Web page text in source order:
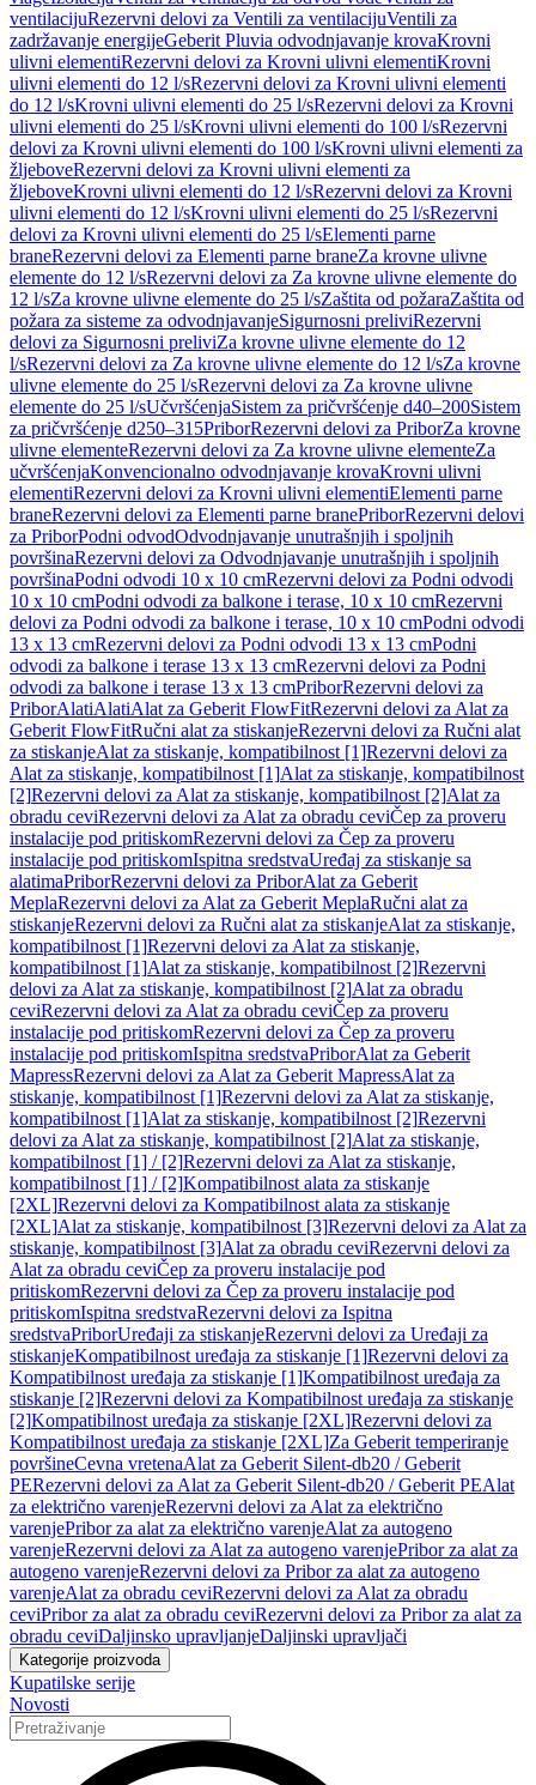
ventilacijuRezervni delovi za Ventili za ventilacijuVentili za
zadržavanje energijeGeberit Pluvia odvodnjavanje krovaKrovni
ulivni elementiRezervni delovi za Krovni ulivni elementiKrovni
ulivni elementi do 12 l/sRezervni delovi za Krovni ulivni elementi
do 12 l/sKrovni ulivni elementi do 25 l/sRezervni delovi za Krovni
ulivni elementi do 25 l/sKrovni ulivni elementi do 100 l/sRezervni
delovi za Krovni ulivni elementi do 100 l/sKrovni ulivni elementi za
žljeboveRezervni delovi za Krovni ulivni elementi za
žljeboveKrovni ulivni elementi do 12 l/sRezervni delovi za Krovni
ulivni elementi do 12 l/sKrovni ulivni elementi do 25 l/sRezervni
delovi za Krovni ulivni elementi do 25 l/sElementi parne
braneRezervni delovi za Elementi parne braneZa krovne ulivne
elemente do 12 l/sRezervni delovi za Za krovne ulivne elemente do
12 l/sZa krovne ulivne elemente do 25 l/sZaštita od požaraZaštita od
požara za sisteme za odvodnjavanjeSigurnosni preliviRezervni
delovi za Sigurnosni preliviZa krovne ulivne elemente do 12
l/sRezervni delovi za Za krovne ulivne elemente do 12 l/sZa krovne
ulivne elemente do 25 l/sRezervni delovi za Za krovne ulivne
elemente do 25 l/sUčvršćenjaSistem za pričvršćenje d40–200Sistem
za pričvršćenje d250–315PriborRezervni delovi za PriborZa krovne
ulivne elementeRezervni delovi za Za krovne ulivne elementeZa
učvršćenjaKonvencionalno odvodnjavanje krovaKrovni ulivni
elementiRezervni delovi za Krovni ulivni elementiElementi parne
braneRezervni delovi za Elementi parne branePriborRezervni delovi
za PriborPodni odvodOdvodnjavanje unutrašnjih i spoljnih
površinaRezervni delovi za Odvodnjavanje unutrašnjih i spoljnih
površinaPodni odvodi 10 x 10 cmRezervni delovi za Podni odvodi
10 x 10 cmPodni odvodi za balkone i terase, 10 x 10 cmRezervni
delovi za Podni odvodi za balkone i terase, 10 x 10 cmPodni odvodi
13 x 13 cmRezervni delovi za Podni odvodi 13 x 13 cmPodni
odvodi za balkone i terase 13 x 13 cmRezervni delovi za Podni
odvodi za balkone i terase 13 x 13 cmPriborRezervni delovi za
PriborAlatiAlatiAlat za Geberit FlowFitRezervni delovi za Alat za
Geberit FlowFitRučni alat za stiskanjeRezervni delovi za Ručni alat
za stiskanjeAlat za stiskanje, kompatibilnost [1]Rezervni delovi za
Alat za stiskanje, kompatibilnost [1]Alat za stiskanje, kompatibilnost
[2]Rezervni delovi za Alat za stiskanje, kompatibilnost [2]Alat za
obradu ceviRezervni delovi za Alat za obradu ceviČep za proveru
instalacije pod pritiskomRezervni delovi za Čep za proveru
instalacije pod pritiskomIspitna sredstvaUređaj za stiskanje sa
alatimaPriborRezervni delovi za PriborAlat za Geberit
MeplaRezervni delovi za Alat za Geberit MeplaRučni alat za
stiskanjeRezervni delovi za Ručni alat za stiskanjeAlat za stiskanje,
kompatibilnost [1]Rezervni delovi za Alat za stiskanje,
kompatibilnost [1]Alat za stiskanje, kompatibilnost [2]Rezervni
delovi za Alat za stiskanje, kompatibilnost [2]Alat za obradu
ceviRezervni delovi za Alat za obradu ceviČep za proveru
instalacije pod pritiskomRezervni delovi za Čep za proveru
instalacije pod pritiskomIspitna sredstvaPriborAlat za Geberit
MapressRezervni delovi za Alat za Geberit MapressAlat za
stiskanje, kompatibilnost [1]Rezervni delovi za Alat za stiskanje,
kompatibilnost [1]Alat za stiskanje, kompatibilnost [2]Rezervni
delovi za Alat za stiskanje, kompatibilnost [2]Alat za stiskanje,
kompatibilnost [1] / [2]Rezervni delovi za Alat za stiskanje,
kompatibilnost [1] / [2]Kompatibilnost alata za stiskanje
[2XL]Rezervni delovi za Kompatibilnost alata za stiskanje
[2XL]Alat za stiskanje, kompatibilnost [3]Rezervni delovi za Alat za
stiskanje, kompatibilnost [3]Alat za obradu ceviRezervni delovi za
Alat za obradu ceviČep za proveru instalacije pod
pritiskomRezervni delovi za Čep za proveru instalacije pod
pritiskomIspitna sredstvaRezervni delovi za Ispitna
sredstvaPriborUređaji za stiskanjeRezervni delovi za Uređaji za
stiskanjeKompatibilnost uređaja za stiskanje [1]Rezervni delovi za
Kompatibilnost uređaja za stiskanje [1]Kompatibilnost uređaja za
stiskanje [2]Rezervni delovi za Kompatibilnost uređaja za stiskanje
[2]Kompatibilnost uređaja za stiskanje [2XL]Rezervni delovi za
Kompatibilnost uređaja za stiskanje [2XL]Za Geberit temperiranje
površineCevna vretenaAlat za Geberit Silent-db20 / Geberit
PERezervni delovi za Alat za Geberit Silent-db20 / Geberit PEAlat
za električno varenjeRezervni delovi za Alat za električno
varenjePribor za alat za električno varenjeAlat za autogeno
varenjeRezervni delovi za Alat za autogeno varenjePribor za alat za
autogeno varenjeRezervni delovi za Pribor za alat za autogeno
varenjeAlat za obradu ceviRezervni delovi za Alat za obradu
ceviPribor za alat za obradu ceviRezervni delovi za Pribor za alat za
obradu ceviDaljinsko upravljanjeDaljinski upravljači
Kategorije proizvoda
Kupatilske serije
Novosti